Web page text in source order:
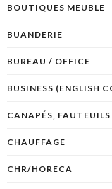
BOUTIQUES MEUBLE
BUANDERIE
BUREAU / OFFICE
BUSINESS (ENGLISH
CANAPÉS, FAUTEUILS
CHAUFFAGE
CHR/HORECA